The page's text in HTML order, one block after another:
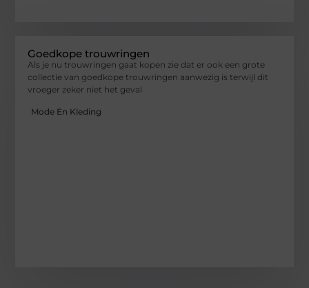
Goedkope trouwringen
Als je nu trouwringen gaat kopen zie dat er ook een grote
collectie van goedkope trouwringen aanwezig is terwijl dit
vroeger zeker niet het geval
Mode En Kleding